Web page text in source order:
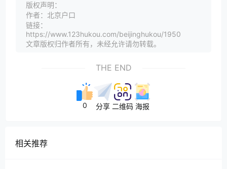
版权声明：
作者：北京户口
链接：
https://www.123hukou.com/beijinghukou/1950
文章版权归作者所有，未经允许请勿转载。
THE END
0 分享 二维码 海报
相关推荐